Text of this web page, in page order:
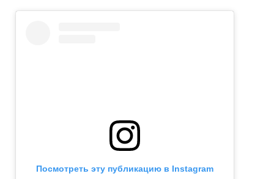
Посмотреть эту публикацию в Instagram